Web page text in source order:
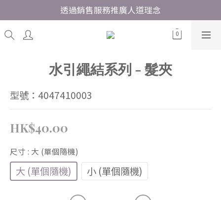
透過銷售服務推廣人道理念
水引繩結系列 - 髮夾
型號：4047410003
HK$40.00
尺寸 : 大 (單個隨機)
大 (單個隨機) 小 (單個隨機)